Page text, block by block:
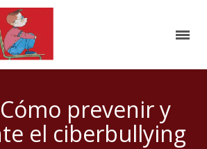
prevenir y
el ciberbullying